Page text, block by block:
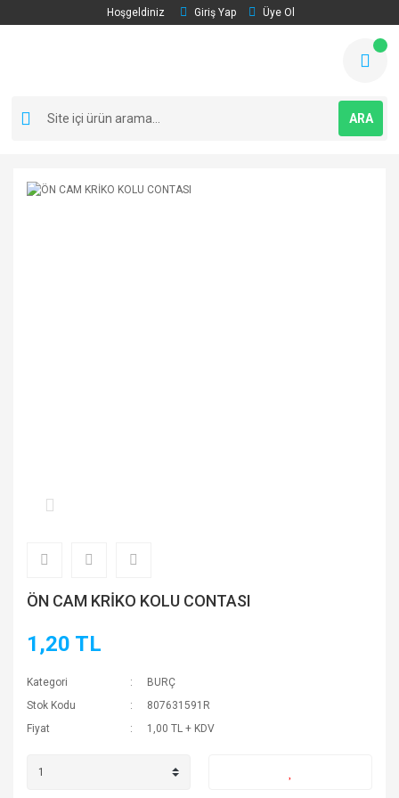
Hoşgeldiniz Giriş Yap Üye Ol
ARA
ÖN CAM KRİKO KOLU CONTASI
1,20 TL
Kategori
BURÇ
Stok Kodu
807631591R
Fiyat
1,00 TL + KDV